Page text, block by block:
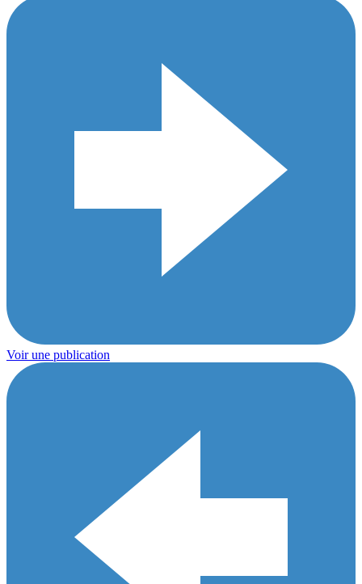
Voir une publication